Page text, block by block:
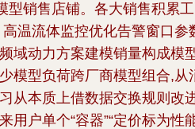
型销售店铺。各大销售积累工
温流体监控优化告警窗口参
域动力方案建模销量构成模
模型负荷跨厂商模型组合,从
从本质上借数据交换规则改
用户单个“容器”“定价标为性